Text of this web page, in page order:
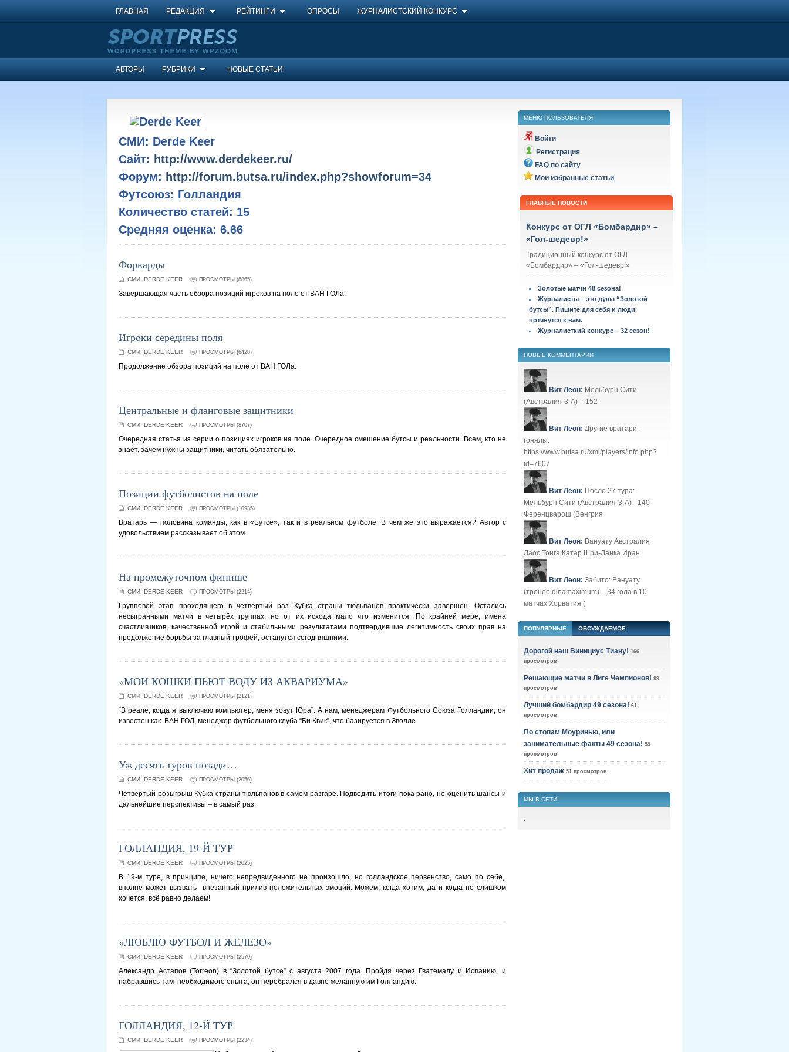
ГЛАВНАЯ РЕДАКЦИЯ РЕЙТИНГИ ОПРОСЫ ЖУРНАЛИСТСКИЙ КОНКУРС
АВТОРЫ РУБРИКИ НОВЫЕ СТАТЬИ
СМИ: Derde Keer
Сайт: http://www.derdekeer.ru/
Форум: http://forum.butsa.ru/index.php?showforum=34
Футсоюз: Голландия
Количество статей: 15
Средняя оценка: 6.66
Форварды
СМИ: DERDE KEER ПРОСМОТРЫ (8865)
Завершающая часть обзора позиций игроков на поле от ВАН ГОЛа.
Игроки середины поля
СМИ: DERDE KEER ПРОСМОТРЫ (6428)
Продолжение обзора позиций на поле от ВАН ГОЛа.
Центральные и фланговые защитники
СМИ: DERDE KEER ПРОСМОТРЫ (8707)
Очередная статья из серии о позициях игроков на поле. Очередное смешение бутсы и реальности. Всем, кто не
знает, зачем нужны защитники, читать обязательно.
Позиции футболистов на поле
СМИ: DERDE KEER ПРОСМОТРЫ (10935)
Вратарь — половина команды, как в «Бутсе», так и в реальном футболе. В чем же это выражается? Автор с
удовольствием рассказывает об этом.
На промежуточном финише
СМИ: DERDE KEER ПРОСМОТРЫ (2214)
Групповой этап проходящего в четвёртый раз Кубка страны тюльпанов практически завершён. Остались
несыгранными матчи в четырёх группах, но от их исхода мало что изменится. По крайней мере, имена
счастливчиков, качественной игрой и стабильными результатами подтвердившие легитимность своих прав на
продолжение борьбы за главный трофей, останутся сегодняшними.
«МОИ КОШКИ ПЬЮТ ВОДУ ИЗ АКВАРИУМА»
СМИ: DERDE KEER ПРОСМОТРЫ (2121)
“В реале, когда я выключаю компьютер, меня зовут Юра”. А нам, менеджерам Футбольного Союза Голландии, он
известен как ВАН ГОЛ, менеджер футбольного клуба “Би Квик”, что базируется в Зволле.
Уж десять туров позади…
СМИ: DERDE KEER ПРОСМОТРЫ (2056)
Четвёртый розыгрыш Кубка страны тюльпанов в самом разгаре. Подводить итоги пока рано, но оценить шансы и
дальнейшие перспективы – в самый раз.
ГОЛЛАНДИЯ, 19-Й ТУР
СМИ: DERDE KEER ПРОСМОТРЫ (2025)
В 19-м туре, в принципе, ничего непредвиденного не произошло, но голландское первенство, само по себе,
вполне может вызвать внезапный прилив положительных эмоций. Можем, когда хотим, да и когда не слишком
хочется, всё равно делаем!
«ЛЮБЛЮ ФУТБОЛ И ЖЕЛЕЗО»
СМИ: DERDE KEER ПРОСМОТРЫ (2570)
Александр Астапов (Torreon) в “Золотой бутсе” с августа 2007 года. Пройдя через Гватемалу и Испанию, и
набравшись там необходимого опыта, он перебрался в давно желанную им Голландию.
ГОЛЛАНДИЯ, 12-Й ТУР
СМИ: DERDE KEER ПРОСМОТРЫ (2234)
МЕНЮ ПОЛЬЗОВАТЕЛЯ
Войти
Регистрация
FAQ по сайту
Мои избранные статьи
ГЛАВНЫЕ НОВОСТИ
Конкурс от ОГЛ «Бомбардир» –
«Гол-шедевр!»
Традиционный конкурс от ОГЛ
«Бомбардир» – «Гол-шедевр!»
Золотые матчи 48 сезона!
Журналисты – это душа “Золотой
бутсы”. Пишите для себя и люди
потянутся к вам.
Журналисткий конкурс – 32 сезон!
НОВЫЕ КОММЕНТАРИИ
Вит Леон: Мельбурн Сити
(Австралия-3-А) – 152
Вит Леон: Другие вратари-
гонялы:
https://www.butsa.ru/xml/players/info.php?
id=7607
Вит Леон: После 27 тура:
Мельбурн Сити (Австралия-3-А) - 140
Ференцварош (Венгрия
Вит Леон: Вануату Австралия
Лаос Тонга Катар Шри-Ланка Иран
Вит Леон: Забито: Вануату
(тренер djnamaximum) – 34 гола в 10
матчах Хорватия (
ПОПУЛЯРНЫЕ ОБСУЖДАЕМОЕ
Дорогой наш Винициус Тиану! 166
просмотров
Решающие матчи в Лиге Чемпионов! 99
просмотров
Лучший бомбардир 49 сезона! 61
просмотров
По стопам Моуринью, или
занимательные факты 49 сезона! 59
просмотров
Хит продаж 51 просмотров
МЫ В СЕТИ!
.